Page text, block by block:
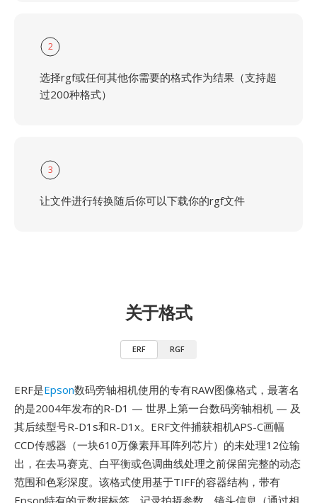
2
选择rgf或任何其他你需要的格式作为结果（支持超
过200种格式）
3
让文件进行转换随后你可以下载你的rgf文件
关于格式
ERF RGF
ERF是Epson数码旁轴相机使用的专有RAW图像格式，最著名
的是2004年发布的R-D1 — 世界上第一台数码旁轴相机 — 及
其后续型号R-D1s和R-D1x。ERF文件捕获相机APS-C画幅
CCD传感器（一块610万像素拜耳阵列芯片）的未处理12位输
出，在去马赛克、白平衡或色调曲线处理之前保留完整的动态
范围和色彩深度。该格式使用基于TIFF的容器结构，带有
Epson特有的元数据标签，记录拍摄参数、镜头信息（通过相